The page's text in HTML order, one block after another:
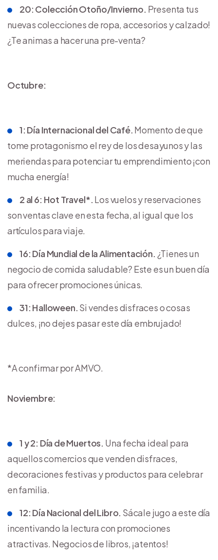
20: Colección Otoño/Invierno. Presenta tus
nuevas colecciones de ropa, accesorios y calzado!
¿Te animas a hacer una pre-venta?
Octubre:
1: Día Internacional del Café. Momento de que
tome protagonismo el rey de los desayunos y las
meriendas para potenciar tu emprendimiento ¡con
mucha energía!
2 al 6: Hot Travel*. Los vuelos y reservaciones
son ventas clave en esta fecha, al igual que los
artículos para viaje.
16: Día Mundial de la Alimentación. ¿Tienes un
negocio de comida saludable? Este es un buen día
para ofrecer promociones únicas.
31: Halloween. Si vendes disfraces o cosas
dulces, ¡no dejes pasar este día embrujado!
*A confirmar por AMVO.
Noviembre:
1 y 2: Día de Muertos. Una fecha ideal para
aquellos comercios que venden disfraces,
decoraciones festivas y productos para celebrar
en familia.
12: Día Nacional del Libro. Sácale jugo a este día
incentivando la lectura con promociones
atractivas. Negocios de libros, ¡atentos!